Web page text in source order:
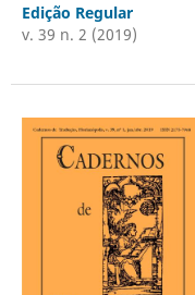
Edição Regular
v. 39 n. 2 (2019)